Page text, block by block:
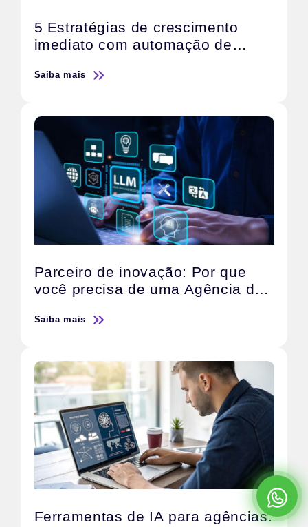
5 Estratégias de crescimento
imediato com automação de
Saiba mais
Parceiro de inovação: Por que
você precisa de uma Agência de
Saiba mais
Ferramentas de IA para agências: